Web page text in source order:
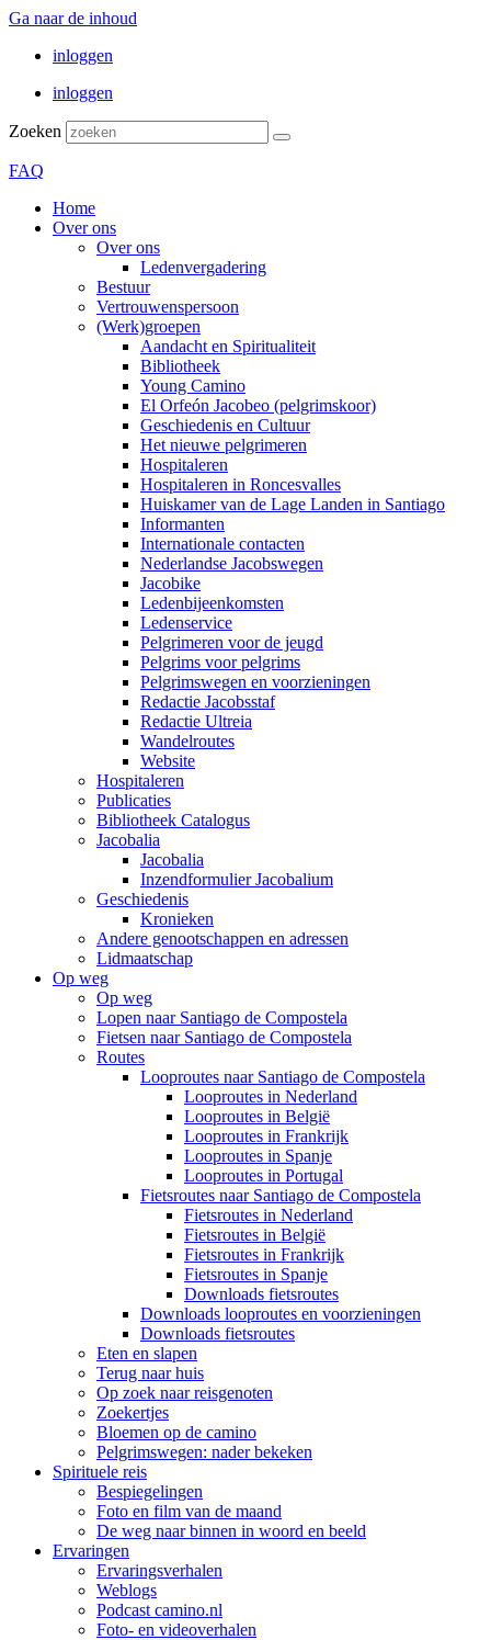
Ga naar de inhoud
inloggen
inloggen
Zoeken
FAQ
Home
Over ons
Over ons
Ledenvergadering
Bestuur
Vertrouwenspersoon
(Werk)groepen
Aandacht en Spiritualiteit
Bibliotheek
Young Camino
El Orfeón Jacobeo (pelgrimskoor)
Geschiedenis en Cultuur
Het nieuwe pelgrimeren
Hospitaleren
Hospitaleren in Roncesvalles
Huiskamer van de Lage Landen in Santiago
Informanten
Internationale contacten
Nederlandse Jacobswegen
Jacobike
Ledenbijeenkomsten
Ledenservice
Pelgrimeren voor de jeugd
Pelgrims voor pelgrims
Pelgrimswegen en voorzieningen
Redactie Jacobsstaf
Redactie Ultreia
Wandelroutes
Website
Hospitaleren
Publicaties
Bibliotheek Catalogus
Jacobalia
Jacobalia
Inzendformulier Jacobalium
Geschiedenis
Kronieken
Andere genootschappen en adressen
Lidmaatschap
Op weg
Op weg
Lopen naar Santiago de Compostela
Fietsen naar Santiago de Compostela
Routes
Looproutes naar Santiago de Compostela
Looproutes in Nederland
Looproutes in België
Looproutes in Frankrijk
Looproutes in Spanje
Looproutes in Portugal
Fietsroutes naar Santiago de Compostela
Fietsroutes in Nederland
Fietsroutes in België
Fietsroutes in Frankrijk
Fietsroutes in Spanje
Downloads fietsroutes
Downloads looproutes en voorzieningen
Downloads fietsroutes
Eten en slapen
Terug naar huis
Op zoek naar reisgenoten
Zoekertjes
Bloemen op de camino
Pelgrimswegen: nader bekeken
Spirituele reis
Bespiegelingen
Foto en film van de maand
De weg naar binnen in woord en beeld
Ervaringen
Ervaringsverhalen
Weblogs
Podcast camino.nl
Foto- en videoverhalen